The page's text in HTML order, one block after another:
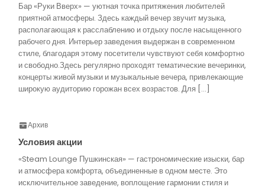
Бар «Руки Вверх» — уютная точка притяжения любителей
приятной атмосферы. Здесь каждый вечер звучит музыка,
располагающая к расслаблению и отдыху после насыщенного
рабочего дня. Интерьер заведения выдержан в современном
стиле, благодаря этому посетители чувствуют себя комфортно
и свободно.Здесь регулярно проходят тематические вечеринки,
концерты живой музыки и музыкальные вечера, привлекающие
широкую аудиторию горожан всех возрастов. Для […]
Архив
Условия акции
«Steam Lounge Пушкинская» — гастрономические изыски, бар
и атмосфера комфорта, объединенные в одном месте. Это
исключительное заведение, воплощение гармонии стиля и